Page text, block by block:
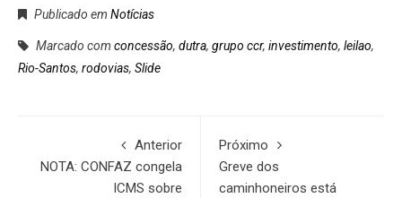
Publicado em Notícias
Marcado com concessão, dutra, grupo ccr, investimento, leilao,
Rio-Santos, rodovias, Slide
Anterior
NOTA: CONFAZ congela
ICMS sobre
Próximo
Greve dos
caminhoneiros está